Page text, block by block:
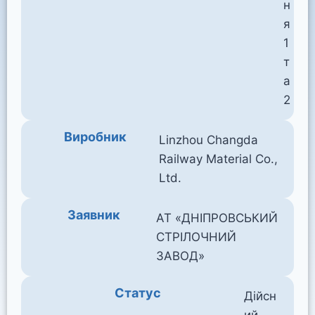
н
я
1
т
а
2
Виробник
Linzhou Changda
Railway Material Co.,
Ltd.
Заявник
АТ «ДНІПРОВСЬКИЙ
СТРІЛОЧНИЙ
ЗАВОД»
Статус
Дійсн